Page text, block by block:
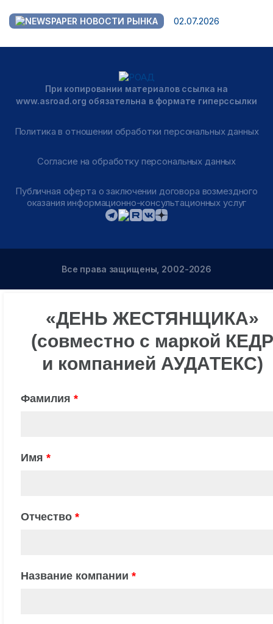
НОВОСТИ РЫНКА 02.07.2026
При копировании материалов ссылка на
www.asroad.org обязательна в формате гиперссылки
Политика в отношении обработки персональных данных
Согласие на обработку персональных данных
Публичная оферта о заключении договора возмездного
оказания информационно-консультационных услуг
Все права защищены, 2002-2026